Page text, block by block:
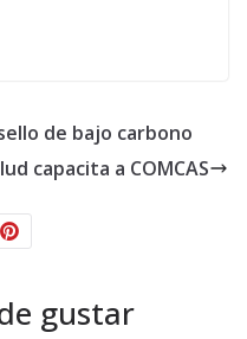
de bajo carbono
capacita a COMCAS
gustar